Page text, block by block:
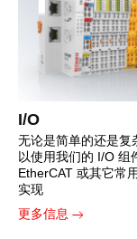
I/O
无论是简单的还是复
以使用我们的 I/O 组
EtherCAT 或其它常
实现
更多信息